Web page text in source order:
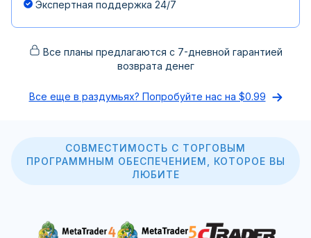
Экспертная поддержка 24/7
Все планы предлагаются с 7-дневной гарантией
возврата денег
Все еще в раздумьях? Попробуйте нас на $0.99
СОВМЕСТИМОСТЬ С ТОРГОВЫМ
ПРОГРАММНЫМ ОБЕСПЕЧЕНИЕМ, КОТОРОЕ ВЫ
ЛЮБИТЕ